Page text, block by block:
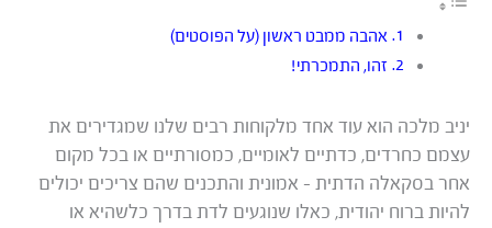
אהבה ממבט ראשון (על הפוסטים)
זהו, התמכרתי!
יניב מלכה הוא עוד אחד מלקוחות רבים שלנו שמגדירים את
עצמם כחרדים, כדתיים לאומיים, כמסורתיים או בכל מקום
אחר בסקאלה הדתית – אמונית והתכנים שהם צריכים יכולים
להיות ברוח יהודית, כאלו שנוגעים לדת בדרך כלשהיא או